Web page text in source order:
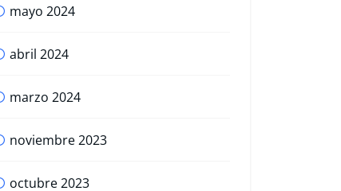
mayo 2024
abril 2024
marzo 2024
noviembre 2023
octubre 2023